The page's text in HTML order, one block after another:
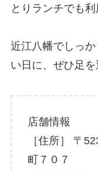
とりランチでも
近江八幡でしっ
い日に、ぜひ足
店舗情報
［住所］
〒
町７０７